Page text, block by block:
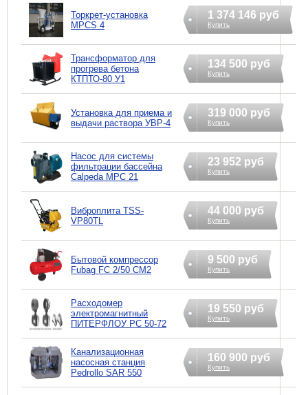
Торкрет-установка
MPCS 4
1 374 146 руб
Купить
Трансформатор для
прогрева бетона
КТПТО-80 У1
134 500 руб
Купить
Установка для приема и
выдачи раствора УВР-4
319 000 руб
Купить
Насос для системы
фильтрации бассейна
Calpeda MPC 21
23 952 руб
Купить
Виброплита TSS-
VP80TL
44 000 руб
Купить
Бытовой компрессор
Fubag FC 2/50 CM2
9 500 руб
Купить
Расходомер
электромагнитный
ПИТЕРФЛОУ РС 50-72
19 550 руб
Купить
Канализационная
насосная станция
Pedrollo SAR 550
160 900 руб
Купить